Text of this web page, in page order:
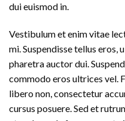
dui euismod in.
Vestibulum et enim vitae
mi. Suspendisse tellus eros,
pharetra auctor dui.
commodo eros ultrices vel.
libero non, consectetur
cursus posuere. Sed et